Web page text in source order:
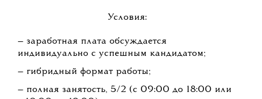
Условия:
— заработная плата обсуждается
индивидуально с успешным кандидатом;
— гибридный формат работы;
— полная занятость, 5/2 (c 09:00 до 18:00 или